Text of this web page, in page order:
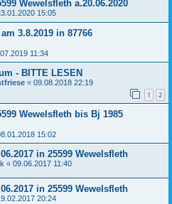
Wewelsfleth a.20.06.2020
15:05
3.8.2019 in 87766
11:34
- BITTE LESEN
« 09.08.2018 22:19
1 2
Wewelsfleth bis Bj 1985
15:02
in 25599 Wewelsfleth
« 09.06.2017 11:40
in 25599 Wewelsfleth
20:24